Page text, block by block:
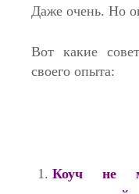
Даже очень. Но
Вот какие
своего опыта:
Коуч не